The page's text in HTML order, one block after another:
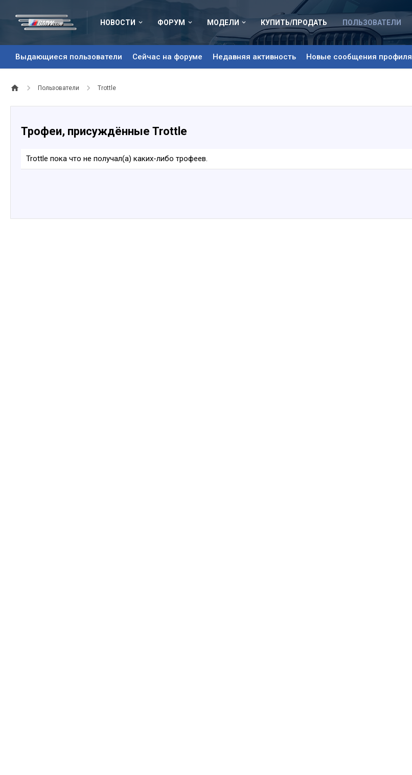
НОВОСТИ ФОРУМ МОДЕЛИ КУПИТЬ/ПРОДАТЬ ПОЛЬЗОВАТЕЛИ
Выдающиеся пользователи Сейчас на форуме Недавняя активность Новые сообщения профиля
Пользователи Trottle
Трофеи, присуждённые Trottle
Trottle пока что не получал(а) каких-либо трофеев.